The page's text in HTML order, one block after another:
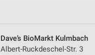
Dave’s BioMarkt Kulmbach
Albert-Ruckdeschel-Str. 3